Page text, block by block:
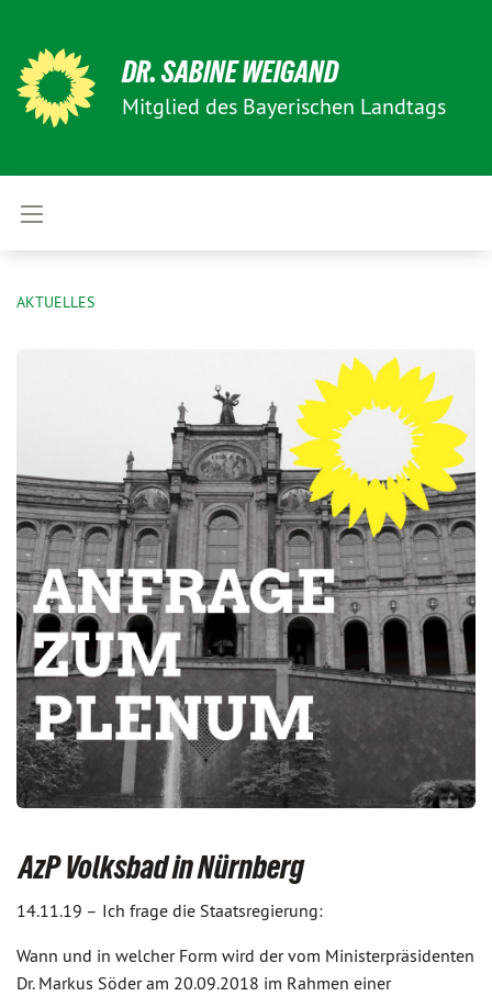
DR. SABINE WEIGAND
Mitglied des Bayerischen Landtags
AKTUELLES
AzP Volksbad in Nürnberg
14.11.19 – Ich frage die Staatsregierung:
Wann und in welcher Form wird der vom Ministerpräsidenten
Dr. Markus Söder am 20.09.2018 im Rahmen einer